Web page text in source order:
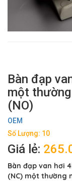
Bàn đạp
một
(NO)
OEM
Số Lượng: 10
Giá lẻ:
Bàn đạp van hơi
(NC) một thường